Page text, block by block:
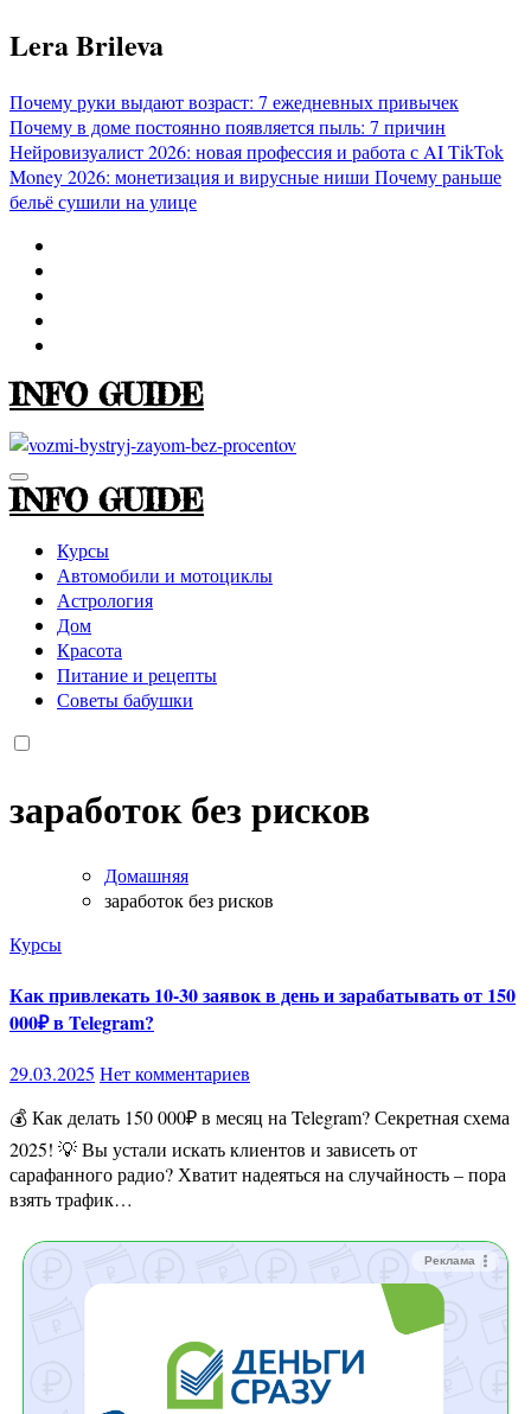
Перейти
к
Lera Brileva
Почему руки выдают возраст: 7 ежедневных привычек
Почему в доме постоянно появляется пыль: 7 причин
Нейровизуалист 2026: новая профессия и работа с AITikTok
Money 2026: монетизация и вирусные ниши Почему раньше
бельё сушили на улице
INFO GUIDE
INFO GUIDE
Курсы
Автомобили и мотоциклы
Астрология
Дом
Красота
Питание и рецепты
Советы бабушки
заработок без рисков
Домашняя
заработок без рисков
Курсы
Как привлекать 10-30 заявок в день и зарабатывать от 150
000₽ в Telegram?
29.03.2025 Нет комментариев
💰 Как делать 150 000₽ в месяц на Telegram? Секретная схема
2025! 💡 Вы устали искать клиентов и зависеть от
сарафанного радио? Хватит надеяться на случайность – пора
взять трафик…
Реклама